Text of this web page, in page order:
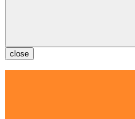
close